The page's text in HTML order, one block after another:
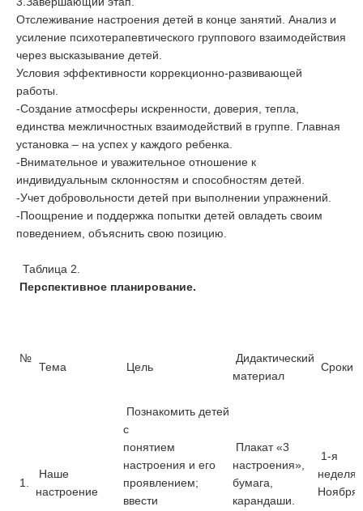
Отслеживание настроения детей в конце занятий. Анализ и
усиление психотерапевтического группового взаимодействия
через высказывание детей.
Условия эффективности коррекционно-развивающей
работы.
-Создание атмосферы искренности, доверия, тепла,
единства межличностных взаимодействий в группе. Главная
установка – на успех у каждого ребенка.
-Внимательное и уважительное отношение к
индивидуальным склонностям и способностям детей.
-Учет добровольности детей при выполнении упражнений.
-Поощрение и поддержка попытки детей овладеть своим
поведением, объяснить свою позицию.
Таблица 2.
Перспективное планирование.
№
Тема Цель
Дидактический
материал
Сроки
1.
Наше
настроение
Познакомить детей
с
понятием
настроения и его
проявлением;
ввести
Плакат «3
настроения»,
бумага,
карандаши.
1-я
неделя
Ноября